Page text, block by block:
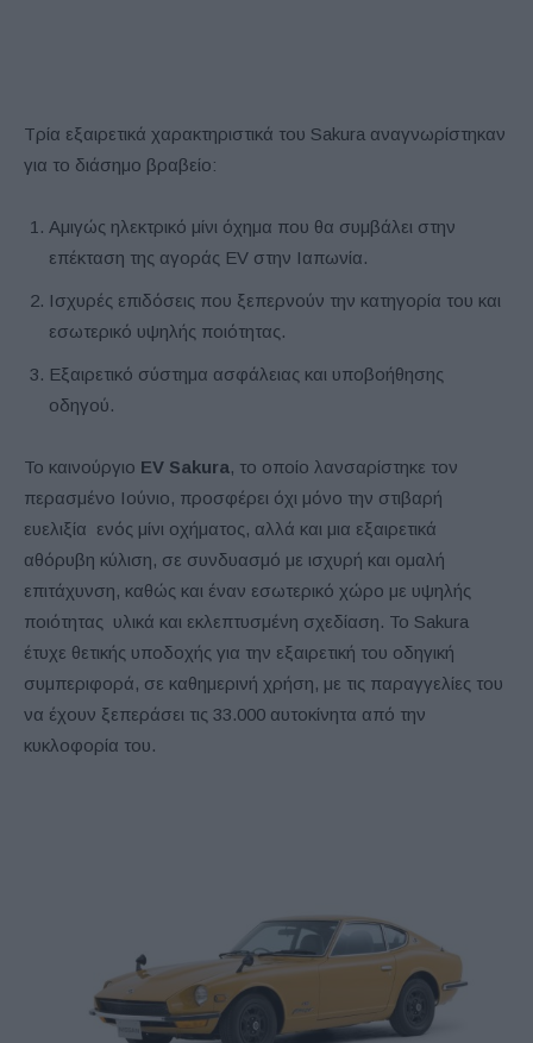
Τρία εξαιρετικά χαρακτηριστικά του Sakura αναγνωρίστηκαν
για το διάσημο βραβείο:
Αμιγώς ηλεκτρικό μίνι όχημα που θα συμβάλει στην
επέκταση της αγοράς EV στην Ιαπωνία.
Ισχυρές επιδόσεις που ξεπερνούν την κατηγορία του και
εσωτερικό υψηλής ποιότητας.
Εξαιρετικό σύστημα ασφάλειας και υποβοήθησης
οδηγού.
Το καινούργιο EV Sakura, το οποίο λανσαρίστηκε τον
περασμένο Ιούνιο, προσφέρει όχι μόνο την στιβαρή
ευελιξία ενός μίνι οχήματος, αλλά και μια εξαιρετικά
αθόρυβη κύλιση, σε συνδυασμό με ισχυρή και ομαλή
επιτάχυνση, καθώς και έναν εσωτερικό χώρο με υψηλής
ποιότητας υλικά και εκλεπτυσμένη σχεδίαση. Το Sakura
έτυχε θετικής υποδοχής για την εξαιρετική του οδηγική
συμπεριφορά, σε καθημερινή χρήση, με τις παραγγελίες του
να έχουν ξεπεράσει τις 33.000 αυτοκίνητα από την
κυκλοφορία του.